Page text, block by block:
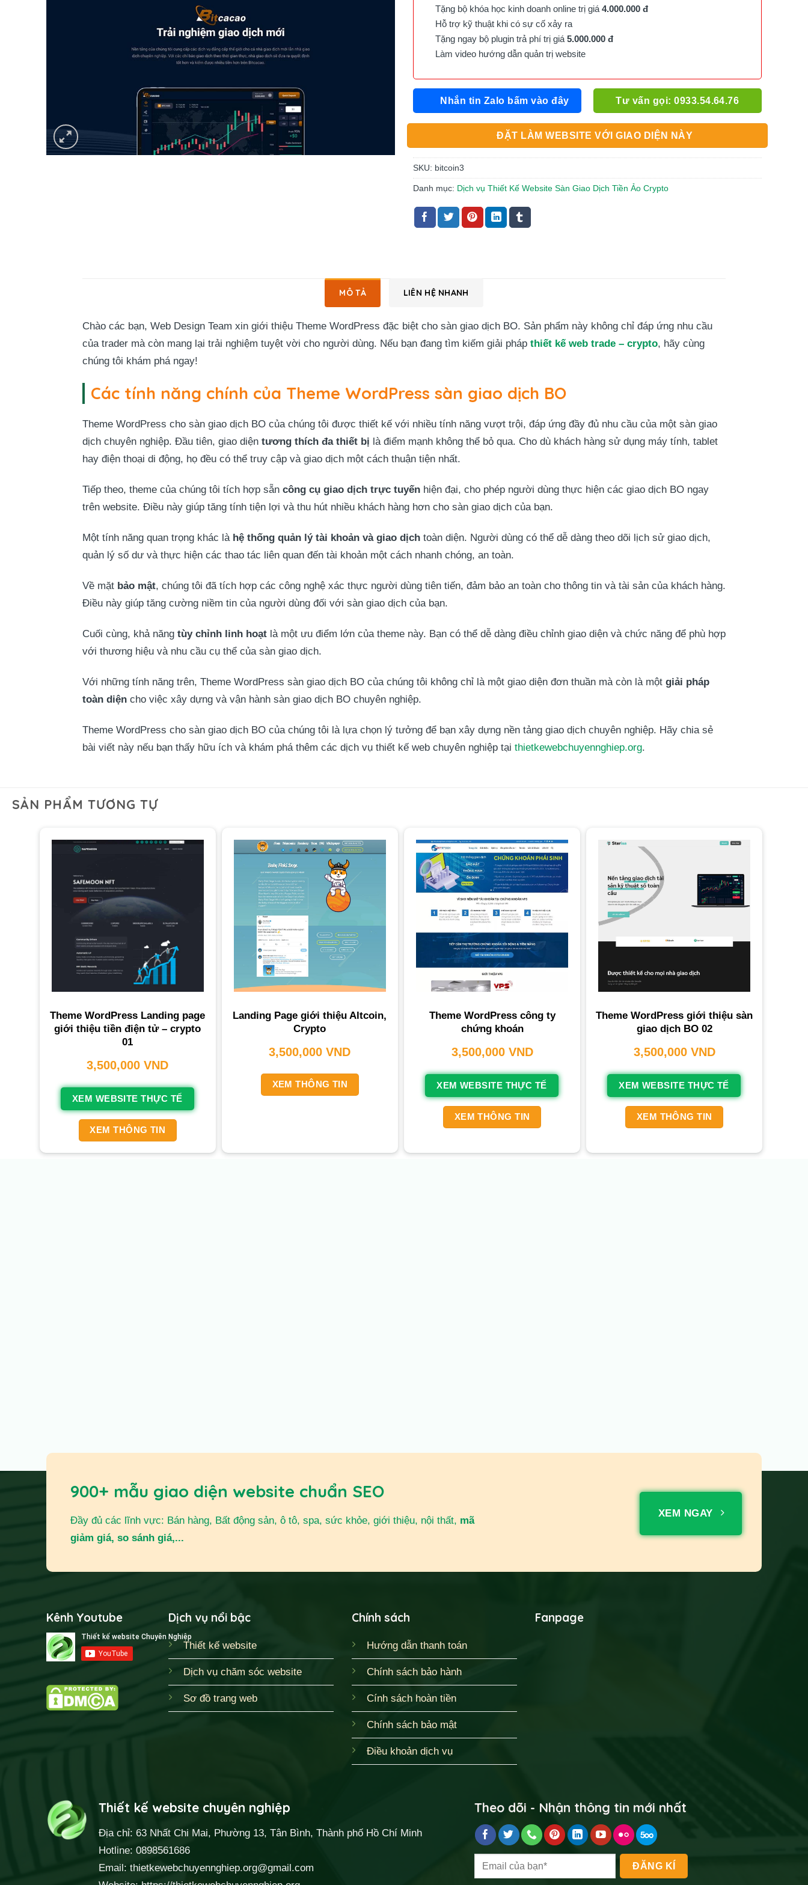
Tặng bộ khóa học kinh doanh online trị giá 4.000.000 đ
Hỗ trợ kỹ thuật khi có sự cố xảy ra
Tặng ngay bộ plugin trả phí trị giá 5.000.000 đ
Làm video hướng dẫn quản trị website
Nhắn tin Zalo bấm vào đây Tư vấn gọi: 0933.54.64.76
ĐẶT LÀM WEBSITE VỚI GIAO DIỆN NÀY
SKU: bitcoin3
Danh mục: Dịch vụ Thiết Kế Website Sàn Giao Dịch Tiền Ảo Crypto
MÔ TẢ LIÊN HỆ NHANH
Chào các bạn, Web Design Team xin giới thiệu Theme WordPress đặc biệt cho sàn giao dịch BO. Sản phẩm này không chỉ đáp ứng nhu cầu
của trader mà còn mang lại trải nghiệm tuyệt vời cho người dùng. Nếu bạn đang tìm kiếm giải pháp thiết kế web trade – crypto, hãy cùng
chúng tôi khám phá ngay!
Các tính năng chính của Theme WordPress sàn giao dịch BO
Theme WordPress cho sàn giao dịch BO của chúng tôi được thiết kế với nhiều tính năng vượt trội, đáp ứng đầy đủ nhu cầu của một sàn giao
dịch chuyên nghiệp. Đầu tiên, giao diện tương thích đa thiết bị là điểm mạnh không thể bỏ qua. Cho dù khách hàng sử dụng máy tính, tablet
hay điện thoại di động, họ đều có thể truy cập và giao dịch một cách thuận tiện nhất.
Tiếp theo, theme của chúng tôi tích hợp sẵn công cụ giao dịch trực tuyến hiện đại, cho phép người dùng thực hiện các giao dịch BO ngay
trên website. Điều này giúp tăng tính tiện lợi và thu hút nhiều khách hàng hơn cho sàn giao dịch của bạn.
Một tính năng quan trọng khác là hệ thống quản lý tài khoản và giao dịch toàn diện. Người dùng có thể dễ dàng theo dõi lịch sử giao dịch,
quản lý số dư và thực hiện các thao tác liên quan đến tài khoản một cách nhanh chóng, an toàn.
Về mặt bảo mật, chúng tôi đã tích hợp các công nghệ xác thực người dùng tiên tiến, đảm bảo an toàn cho thông tin và tài sản của khách hàng.
Điều này giúp tăng cường niềm tin của người dùng đối với sàn giao dịch của bạn.
Cuối cùng, khả năng tùy chỉnh linh hoạt là một ưu điểm lớn của theme này. Bạn có thể dễ dàng điều chỉnh giao diện và chức năng để phù hợp
với thương hiệu và nhu cầu cụ thể của sàn giao dịch.
Với những tính năng trên, Theme WordPress sàn giao dịch BO của chúng tôi không chỉ là một giao diện đơn thuần mà còn là một giải pháp
toàn diện cho việc xây dựng và vận hành sàn giao dịch BO chuyên nghiệp.
Theme WordPress cho sàn giao dịch BO của chúng tôi là lựa chọn lý tưởng để bạn xây dựng nền tảng giao dịch chuyên nghiệp. Hãy chia sẻ
bài viết này nếu bạn thấy hữu ích và khám phá thêm các dịch vụ thiết kế web chuyên nghiệp tại thietkewebchuyennghiep.org.
SẢN PHẨM TƯƠNG TỰ
Theme WordPress Landing page
giới thiệu tiền điện tử – crypto
01
3,500,000VND
XEM WEBSITE THỰC TẾ
XEM THÔNG TIN
Landing Page giới thiệu Altcoin,
Crypto
3,500,000VND
XEM THÔNG TIN
Theme WordPress công ty
chứng khoán
3,500,000 VND
XEM WEBSITE THỰC TẾ
XEM THÔNG TIN
Theme WordPress giới thiệu sàn
giao dịch BO 02
3,500,000 VND
XEM WEBSITE THỰC TẾ
XEM THÔNG TIN
900+ mẫu giao diện website chuẩn SEO
Đầy đủ các lĩnh vực: Bán hàng, Bất động sản, ô tô, spa, sức khỏe, giới thiệu, nội thất, mã
giảm giá, so sánh giá,...
XEM NGAY
Kênh Youtube Dịch vụ nổi bậc
Thiết kế website
Dịch vụ chăm sóc website
Sơ đồ trang web
Chính sách
Hướng dẫn thanh toán
Chính sách bảo hành
Cính sách hoàn tiền
Chính sách bảo mật
Điều khoản dịch vụ
Fanpage
Thiết kế website chuyên nghiệp
Địa chỉ: 63 Nhất Chi Mai, Phường 13, Tân Bình, Thành phố Hồ Chí Minh
Hotline: 0898561686
Email: thietkewebchuyennghiep.org@gmail.com
Theo dõi - Nhận thông tin mới nhất